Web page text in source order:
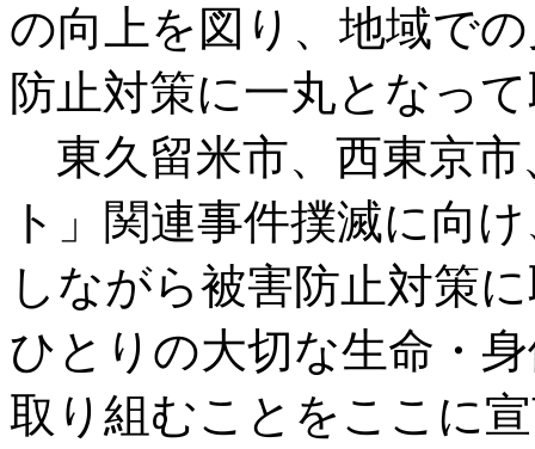
の向上を図り、地域で
防止対策に一丸となっ
東久留米市、西東京市
ト」関連事件撲滅に向
しながら被害防止対策
ひとりの大切な生命・
取り組むことをここに